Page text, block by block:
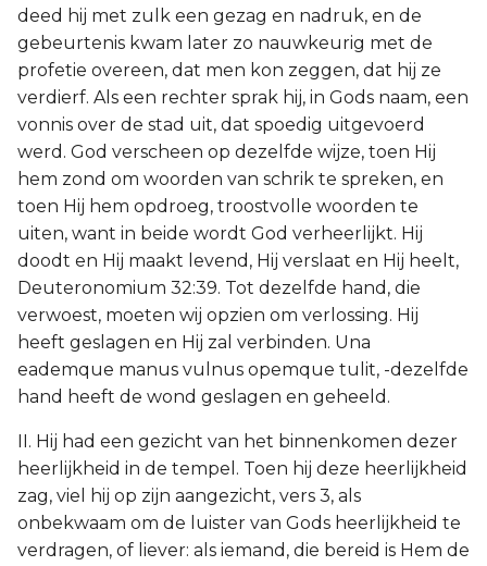
deed hij met zulk een gezag en nadruk, en de
gebeurtenis kwam later zo nauwkeurig met de
profetie overeen, dat men kon zeggen, dat hij ze
verdierf. Als een rechter sprak hij, in Gods naam, een
vonnis over de stad uit, dat spoedig uitgevoerd
werd. God verscheen op dezelfde wijze, toen Hij
hem zond om woorden van schrik te spreken, en
toen Hij hem opdroeg, troostvolle woorden te
uiten, want in beide wordt God verheerlijkt. Hij
doodt en Hij maakt levend, Hij verslaat en Hij heelt,
Deuteronomium 32:39. Tot dezelfde hand, die
verwoest, moeten wij opzien om verlossing. Hij
heeft geslagen en Hij zal verbinden. Una
eademque manus vulnus opemque tulit, -dezelfde
hand heeft de wond geslagen en geheeld.
II. Hij had een gezicht van het binnenkomen dezer
heerlijkheid in de tempel. Toen hij deze heerlijkheid
zag, viel hij op zijn aangezicht, vers 3, als
onbekwaam om de luister van Gods heerlijkheid te
verdragen, of liever: als iemand, die bereid is Hem de